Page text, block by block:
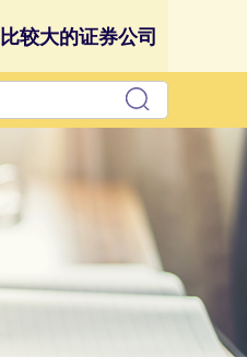
比较大的证券公司